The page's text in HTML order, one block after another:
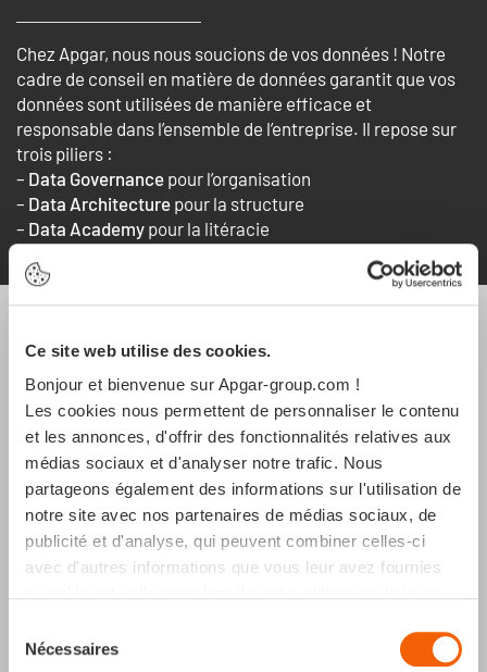
Ce site web utilise des cookies.
Bonjour et bienvenue sur Apgar-group.com !
Les cookies nous permettent de personnaliser le contenu
et les annonces, d'offrir des fonctionnalités relatives aux
médias sociaux et d'analyser notre trafic. Nous
partageons également des informations sur l'utilisation de
notre site avec nos partenaires de médias sociaux, de
publicité et d'analyse, qui peuvent combiner celles-ci
avec d'autres informations que vous leur avez fournies
Nécessaires
Chez Apgar, nous nous soucions de vos données ! Notre
cadre de conseil en matière de données garantit que vos
données sont utilisées de manière efficace et
responsable dans l’ensemble de l’entreprise. Il repose sur
trois piliers :
– Data Governance pour l’organisation
– Data Architecture pour la structure
– Data Academy pour la litéracie
Une stratégie de données
d'un projet, mais elle mettra en